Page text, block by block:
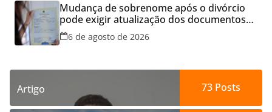
Mudança de sobrenome após o divórcio
pode exigir atualização dos documentos
dos filhos para evitar transtornos
6 de agosto de 2026
Artigo 73 Posts